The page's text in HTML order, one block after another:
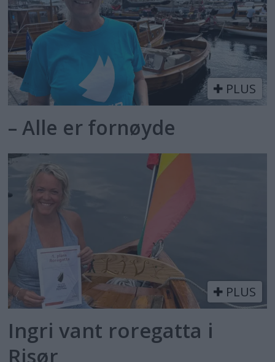
PLUS
– Alle er fornøyde
PLUS
Ingri vant roregatta i
Risør